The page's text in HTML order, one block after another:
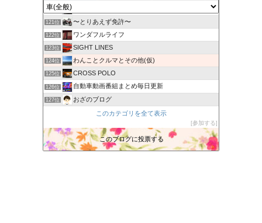
120位
121位 〜とりあえず免許〜
122位 ワンダフルライフ
123位 SIGHT LINES
124位 わんことクルマとその他(仮)
125位 CROSS POLO
126位 自動車動画番組まとめ毎日更新
127位 おざのブログ
国内未発売、自動車レポート
130位 ねろぶろぐ
131位 車 高く売る
このカテゴリを全て表示
参加する
このブログに投票する